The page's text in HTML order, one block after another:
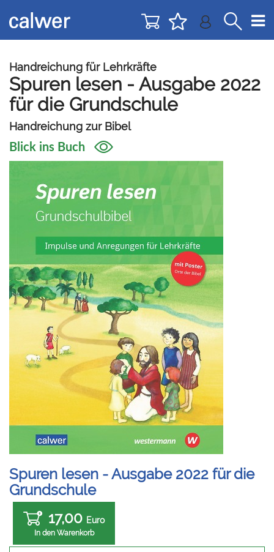
zur
Navigation
zum
Inhalt
Handreichung für Lehrkräfte
Spuren lesen - Ausgabe 2022
für die Grundschule
Handreichung zur Bibel
Blick ins Buch
Spuren lesen - Ausgabe 2022 für die
Grundschule
17,00 Euro
In den Warenkorb